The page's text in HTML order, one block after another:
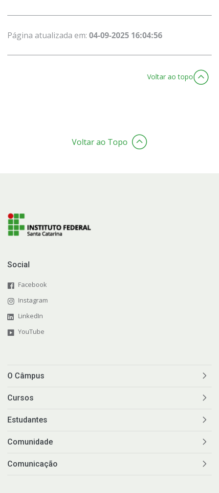
Página atualizada em: 04-09-2025 16:04:56
Voltar ao topo
Voltar ao Topo
Social
Facebook
Instagram
LinkedIn
YouTube
O Câmpus
Cursos
Estudantes
Comunidade
Comunicação